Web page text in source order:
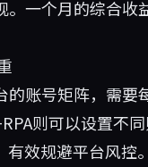
。一个月的综合
账号矩阵，需
则可以设置不
效规避平台风